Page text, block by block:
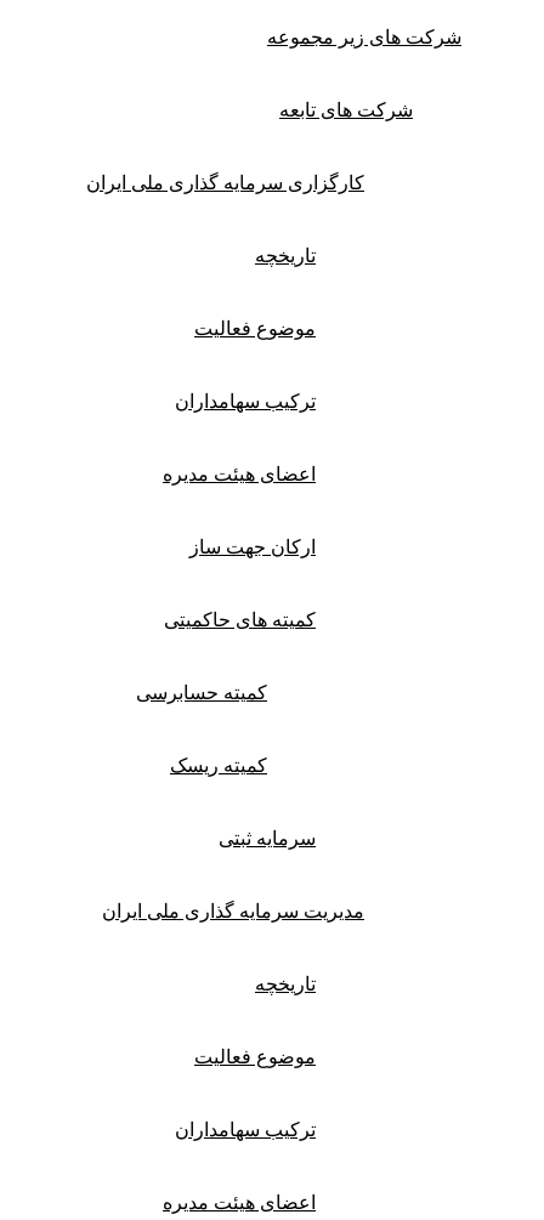
شرکت های زیر مجموعه
شرکت های تابعه
کارگزاری سرمایه گذاری ملی ایران
تاریخچه
موضوع فعالیت
ترکیب سهامداران
اعضای هیئت مدیره
ارکان جهت ساز
کمیته های حاکمیتی
کمیته حسابرسی
کمیته ریسک
سرمایه ثبتی
مدیریت سرمایه گذاری ملی ایران
تاریخچه
موضوع فعالیت
ترکیب سهامداران
اعضای هیئت مدیره